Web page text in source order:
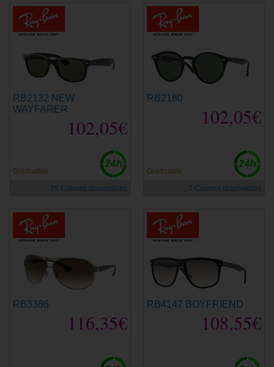
RB2132 NEW
WAYFARER
102,05€
Graduable
25 Colores disponibles
RB2180
102,05€
Graduable
7 Colores disponibles
RB3386
116,35€
RB4147 BOYFRIEND
108,55€